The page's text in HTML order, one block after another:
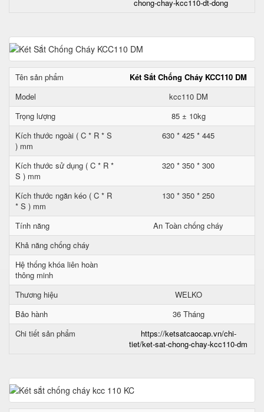
chong-chay-kcc110-dt-dong
Tên sản phẩm
Két Sắt Chống Cháy KCC110 DM
Model
kcc110 DM
Trọng lượng
85 ± 10kg
Kích thước ngoài ( C * R * S
) mm
630 * 425 * 445
Kích thước sử dụng ( C * R *
S ) mm
320 * 350 * 300
Kích thước ngăn kéo ( C * R
* S ) mm
130 * 350 * 250
Tính năng
An Toàn chống cháy
Khả năng chống cháy
Hệ thống khóa liên hoàn
thông minh
Thương hiệu
WELKO
Bảo hành
36 Tháng
Chi tiết sản phẩm
https://ketsatcaocap.vn/chi-
tiet/ket-sat-chong-chay-kcc110-dm